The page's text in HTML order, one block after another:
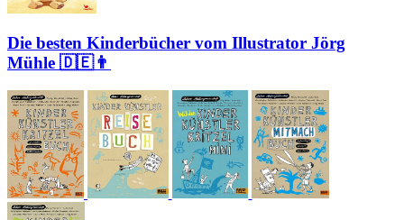
Die besten Kinderbücher vom Illustrator Jörg
Mühle 🇩🇪👨